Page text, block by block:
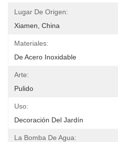
Lugar De Origen:
Xiamen, China
Materiales:
De Acero Inoxidable
Arte:
Pulido
Uso:
Decoración Del Jardín
La Bomba De Agua: